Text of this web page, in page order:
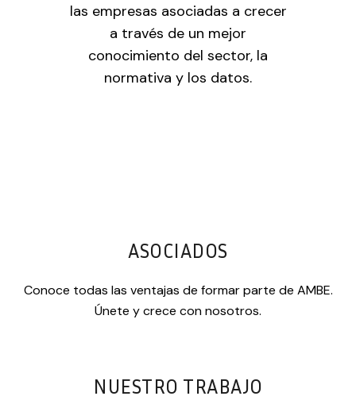
las empresas asociadas a crecer
a través de un mejor
conocimiento del sector, la
normativa y los datos.
ASOCIADOS
Conoce todas las ventajas de formar parte de AMBE.
Únete y crece con nosotros.
NUESTRO TRABAJO